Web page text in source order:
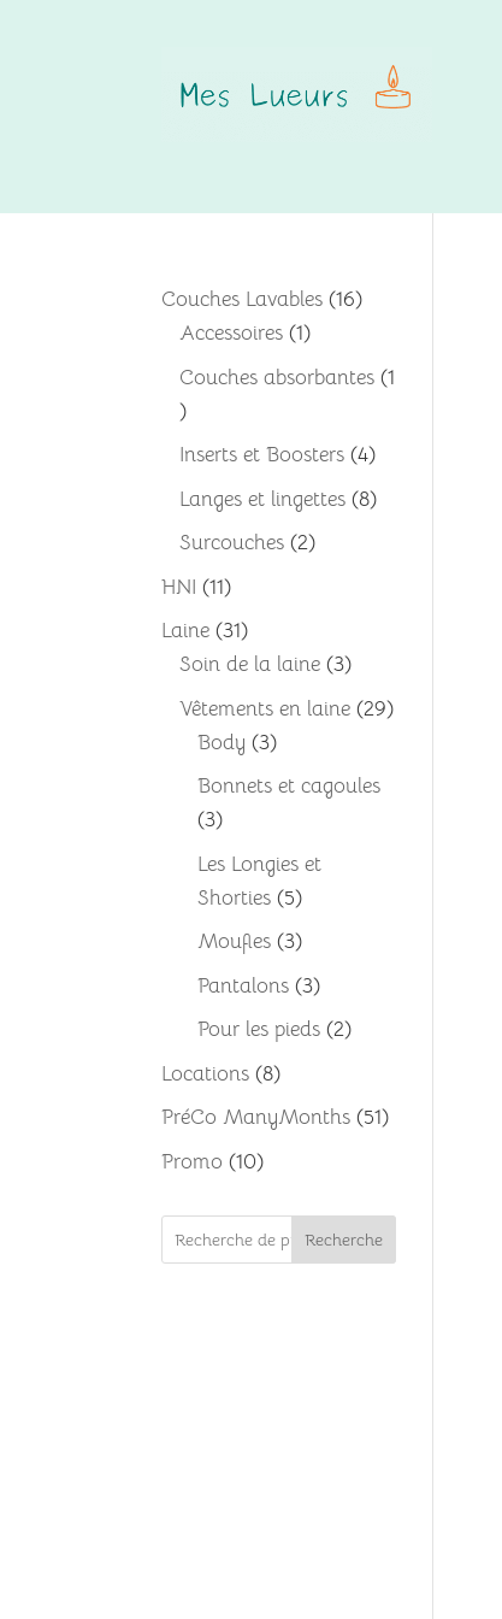
Couches Lavables 1616
Accessoires 11
produit
Couches absorbantes 1
1
produit
Inserts et Boosters 44
produits
Langes et lingettes 88
Surcouches 22
HNI 1111
produits
Laine 3131
produits
Soin de la laine 33
produits
Vêtements en laine 2929
Body 33
produits
Bonnets et cagoules
33
produits
Les Longies et
Shorties 55
produits
Moufles 33
produits
Pantalons 33
produits
Pour les pieds 22
Locations 88
produits
PréCo ManyMonths 5151
Promo 1010
Recherche